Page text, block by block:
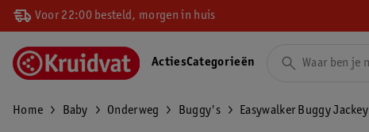
Voor 22:00 besteld, morgen in huis
ActiesCategorieën
Home Baby Onderweg Buggy's Easywalker Buggy Jackey